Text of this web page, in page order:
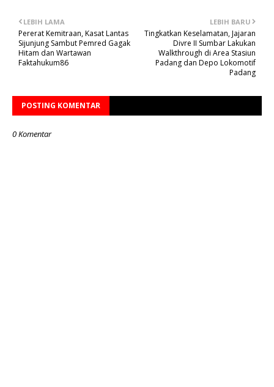
LEBIH BARU
Tingkatkan Keselamatan, Jajaran
Divre II Sumbar Lakukan
Walkthrough di Area Stasiun
Padang dan Depo Lokomotif
Padang
LEBIH LAMA
Pererat Kemitraan, Kasat Lantas
Sijunjung Sambut Pemred Gagak
Hitam dan Wartawan
Faktahukum86
POSTING KOMENTAR
0 Komentar